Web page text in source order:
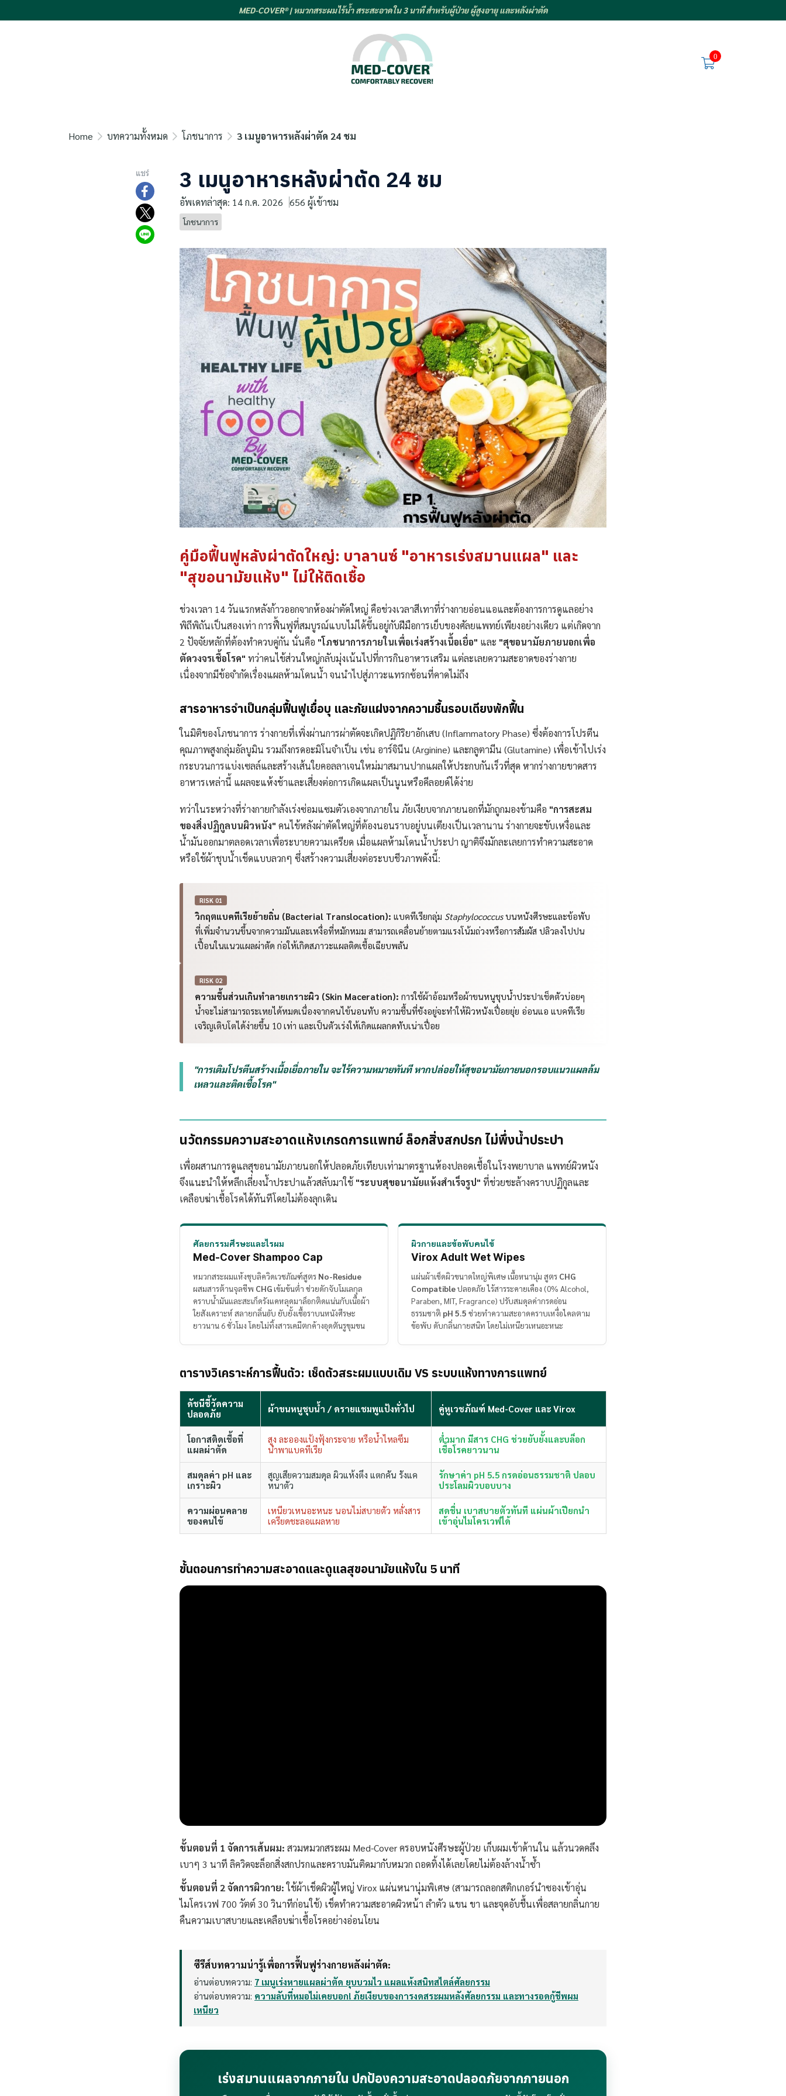
MED-COVER® | หมวกสระผมไร้น้ำ สระสะอาดใน 3 นาที สำหรับผู้ป่วย ผู้สูงอายุ และหลังผ่าตัด
0
Home บทความทั้งหมด โภชนาการ 3 เมนูอาหารหลังผ่าตัด 24 ชม
แชร์ 3 เมนูอาหารหลังผ่าตัด 24 ชม
อัพเดทล่าสุด: 14 ก.ค. 2026 656 ผู้เข้าชม
โภชนาการ
คู่มือฟื้นฟูหลังผ่าตัดใหญ่: บาลานซ์ "อาหารเร่งสมานแผล" และ
"สุขอนามัยแห้ง" ไม่ให้ติดเชื้อ
ช่วงเวลา 14 วันแรกหลังก้าวออกจากห้องผ่าตัดใหญ่ คือช่วงเวลาสีเทาที่ร่างกายอ่อนแอและต้องการการดูแลอย่าง
พิถีพิถันเป็นสองเท่า การฟื้นฟูที่สมบูรณ์แบบไม่ได้ขึ้นอยู่กับฝีมือการเย็บของศัลยแพทย์เพียงอย่างเดียว แต่เกิดจาก
2 ปัจจัยหลักที่ต้องทำควบคู่กัน นั่นคือ "โภชนาการภายในเพื่อเร่งสร้างเนื้อเยื่อ" และ "สุขอนามัยภายนอกเพื่อ
ตัดวงจรเชื้อโรค" ทว่าคนไข้ส่วนใหญ่กลับมุ่งเน้นไปที่การกินอาหารเสริม แต่ละเลยความสะอาดของร่างกาย
เนื่องจากมีข้อจำกัดเรื่องแผลห้ามโดนน้ำ จนนำไปสู่ภาวะแทรกซ้อนที่คาดไม่ถึง
สารอาหารจำเป็นกลุ่มฟื้นฟูเยื่อบุ และภัยแฝงจากความชื้นรอบเตียงพักฟื้น
ในมิติของโภชนาการ ร่างกายที่เพิ่งผ่านการผ่าตัดจะเกิดปฏิกิริยาอักเสบ (Inflammatory Phase) ซึ่งต้องการโปรตีน
คุณภาพสูงกลุ่มอัลบูมิน รวมถึงกรดอะมิโนจำเป็น เช่น อาร์จินีน (Arginine) และกลูตามีน (Glutamine) เพื่อเข้าไปเร่ง
กระบวนการแบ่งเซลล์และสร้างเส้นใยคอลลาเจนใหม่มาสมานปากแผลให้ประกบกันเร็วที่สุด หากร่างกายขาดสาร
อาหารเหล่านี้ แผลจะแห้งช้าและเสี่ยงต่อการเกิดแผลเป็นนูนหรือคีลอยด์ได้ง่าย
ทว่าในระหว่างที่ร่างกายกำลังเร่งซ่อมแซมตัวเองจากภายใน ภัยเงียบจากภายนอกที่มักถูกมองข้ามคือ "การสะสม
ของสิ่งปฏิกูลบนผิวหนัง" คนไข้หลังผ่าตัดใหญ่ที่ต้องนอนราบอยู่บนเตียงเป็นเวลานาน ร่างกายจะขับเหงื่อและ
น้ำมันออกมาตลอดเวลาเพื่อระบายความเครียด เมื่อแผลห้ามโดนน้ำประปา ญาติจึงมักละเลยการทำความสะอาด
หรือใช้ผ้าชุบน้ำเช็ดแบบลวกๆ ซึ่งสร้างความเสี่ยงต่อระบบชีวภาพดังนี้:
RISK 01
วิกฤตแบคทีเรียย้ายถิ่น (Bacterial Translocation): แบคทีเรียกลุ่ม Staphylococcusบนหนังศีรษะและข้อพับ
ที่เพิ่มจำนวนขึ้นจากความมันและเหงื่อที่หมักหมม สามารถเคลื่อนย้ายตามแรงโน้มถ่วงหรือการสัมผัส ปลิวลงไปปน
เปื้อนในแนวแผลผ่าตัด ก่อให้เกิดสภาวะแผลติดเชื้อเฉียบพลัน
RISK 02
ความชื้นส่วนเกินทำลายเกราะผิว (Skin Maceration): การใช้ผ้าอ้อมหรือผ้าขนหนูชุบน้ำประปาเช็ดตัวบ่อยๆ
น้ำจะไม่สามารถระเหยได้หมดเนื่องจากคนไข้นอนทับ ความชื้นที่ขังอยู่จะทำให้ผิวหนังเปื่อยยุ่ย อ่อนแอ แบคทีเรีย
เจริญเติบโตได้ง่ายขึ้น 10 เท่า และเป็นตัวเร่งให้เกิดแผลกดทับเน่าเปื่อย
"การเติมโปรตีนสร้างเนื้อเยื่อภายใน จะไร้ความหมายทันที หากปล่อยให้สุขอนามัยภายนอกรอบแนวแผลล้ม
เหลวและติดเชื้อโรค"
นวัตกรรมความสะอาดแห้งเกรดการแพทย์ ล็อกสิ่งสกปรก ไม่พึ่งน้ำประปา
เพื่อผสานการดูแลสุขอนามัยภายนอกให้ปลอดภัยเทียบเท่ามาตรฐานห้องปลอดเชื้อในโรงพยาบาล แพทย์ผิวหนัง
จึงแนะนำให้หลีกเลี่ยงน้ำประปาแล้วสลับมาใช้ "ระบบสุขอนามัยแห้งสำเร็จรูป" ที่ช่วยชะล้างคราบปฏิกูลและ
เคลือบฆ่าเชื้อโรคได้ทันทีโดยไม่ต้องลุกเดิน
ศัลยกรรมศีรษะและไรผม
Med-Cover Shampoo Cap
หมวกสระผมแห้งชุบลิควิดเวชภัณฑ์สูตร No-Residue
ผสมสารต้านจุลชีพ CHGเข้มข้นต่ำ ช่วยดักจับโมเลกุล
คราบน้ำมันและสะเก็ดรังแคหลุดมาล็อกติดแน่นกับเนื้อผ้า
ใยสังเคราะห์ สลายกลิ่นอับ ยับยั้งเชื้อราบนหนังศีรษะ
ยาวนาน 6 ชั่วโมง โดยไม่ทิ้งสารเคมีตกค้างอุดตันรูขุมขน
ผิวกายและข้อพับคนไข้
Virox Adult Wet Wipes
แผ่นผ้าเช็ดผิวขนาดใหญ่พิเศษ เนื้อหนานุ่ม สูตร CHG
Compatibleปลอดภัย ไร้สารระคายเคือง (0% Alcohol,
Paraben, MIT, Fragrance) ปรับสมดุลค่ากรดอ่อน
ธรรมชาติ pH 5.5 ช่วยทำความสะอาดคราบเหงื่อไคลตาม
ข้อพับ ดับกลิ่นกายสนิท โดยไม่เหนียวเหนอะหนะ
ตารางวิเคราะห์การฟื้นตัว: เช็ดตัวสระผมแบบเดิม VS ระบบแห้งทางการแพทย์
ดัชนีชี้วัดความ
ปลอดภัย
ผ้าขนหนูชุบน้ำ / ดรายแชมพูแป้งทั่วไป คู่หูเวชภัณฑ์ Med-Cover และ Virox
โอกาสติดเชื้อที่
แผลผ่าตัด
สูง ละอองแป้งฟุ้งกระจาย หรือน้ำไหลซึม
นำพาแบคทีเรีย
ต่ำมาก มีสาร CHG ช่วยยับยั้งและบล็อก
เชื้อโรคยาวนาน
สมดุลค่า pH และ
เกราะผิว
สูญเสียความสมดุล ผิวแห้งตึง แตกคัน รังแค
หนาตัว
รักษาค่า pH 5.5 กรดอ่อนธรรมชาติ ปลอบ
ประโลมผิวบอบบาง
ความผ่อนคลาย
ของคนไข้
เหนียวเหนอะหนะ นอนไม่สบายตัว หลั่งสาร
เครียดชะลอแผลหาย
สดชื่น เบาสบายตัวทันที แผ่นผ้าเปียกนำ
เข้าอุ่นไมโครเวฟได้
ขั้นตอนการทำความสะอาดและดูแลสุขอนามัยแห้งใน 5 นาที
ขั้นตอนที่ 1 จัดการเส้นผม: สวมหมวกสระผม Med-Cover ครอบหนังศีรษะผู้ป่วย เก็บผมเข้าด้านใน แล้วนวดคลึง
เบาๆ 3 นาที ลิควิดจะล็อกสิ่งสกปรกและคราบมันติดมากับหมวก ถอดทิ้งได้เลยโดยไม่ต้องล้างน้ำซ้ำ
ขั้นตอนที่ 2 จัดการผิวกาย:ใช้ผ้าเช็ดผิวผู้ใหญ่ Virox แผ่นหนานุ่มพิเศษ (สามารถลอกสติกเกอร์นำซองเข้าอุ่น
ไมโครเวฟ 700 วัตต์ 30 วินาทีก่อนใช้) เช็ดทำความสะอาดผิวหน้า ลำตัว แขน ขา และจุดอับชื้นเพื่อสลายกลิ่นกาย
คืนความเบาสบายและเคลือบฆ่าเชื้อโรคอย่างอ่อนโยน
ซีรีส์บทความน่ารู้เพื่อการฟื้นฟูร่างกายหลังผ่าตัด:
อ่านต่อบทความ: 7 เมนูเร่งหายแผลผ่าตัด ยุบบวมไว แผลแห้งสนิทสไตล์ศัลยกรรม
อ่านต่อบทความ: ความลับที่หมอไม่เคยบอก! ภัยเงียบของการงดสระผมหลังศัลยกรรม และทางรอดกู้ชีพผม
เหนียว
เร่งสมานแผลจากภายใน ปกป้องความสะอาดปลอดภัยจากภายนอก